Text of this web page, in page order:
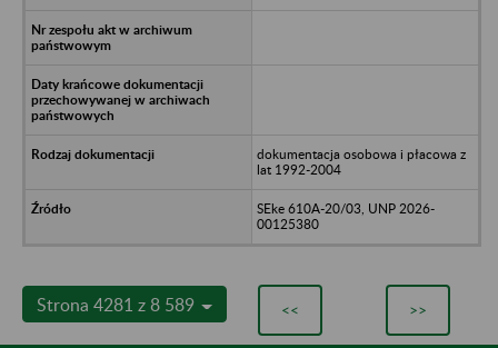
dokumentacja osobowa i płacowa z
lat 1992-2004
SEke 610A-20/03, UNP 2026-
00125380
Strona 4281 z 8 589 << >>